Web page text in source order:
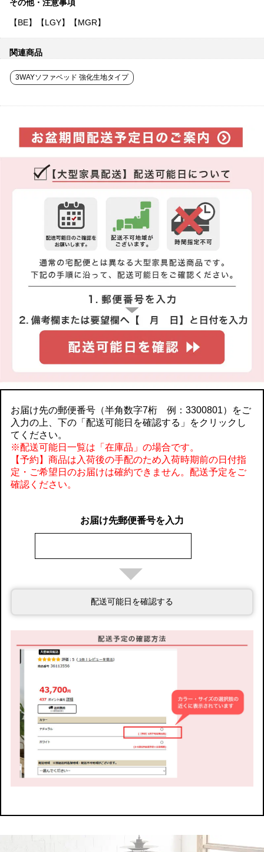
その他・注意事項
【BE】【LGY】【MGR】
関連商品
3WAYソファベッド 強化生地タイプ
お届け先の郵便番号（半角数字7桁 例：3300801）をご
入力の上、下の「配送可能日を確認する」をクリックし
てください。
※配送可能日一覧は「在庫品」の場合です。
【予約】商品は入荷後の手配のため入荷時期前の日付指
定・ご希望日のお届けは確約できません。配送予定をご
確認ください。
お届け先郵便番号を入力
配送可能日を確認する